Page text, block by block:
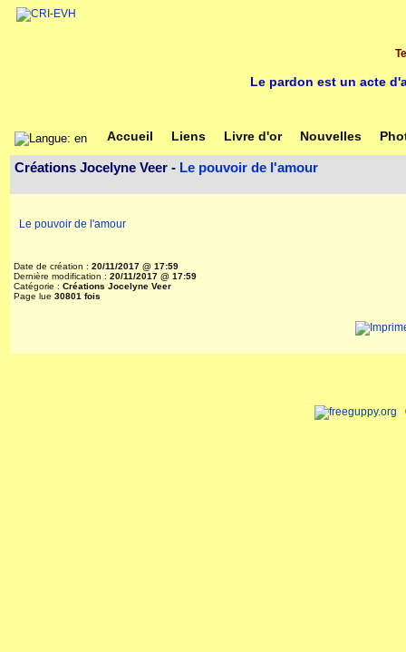
Le pardon est un acte
Accueil Liens Livre d'or Nouvelles
Créations Jocelyne Veer - Le pouvoir de l'amour
Le pouvoir de l'amour
Date de création : 20/11/2017 @ 17:59
Dernière modification : 20/11/2017 @ 17:59
Catégorie : Créations Jocelyne Veer
Page lue 30801 fois